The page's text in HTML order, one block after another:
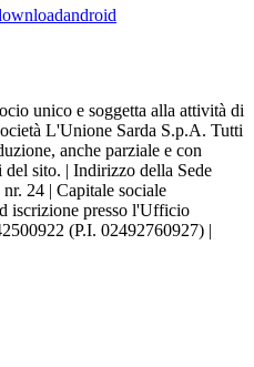
android
unico e soggetta alla attività di
L'Unione Sarda S.p.A. Tutti
anche parziale e con
sito. | Indirizzo della Sede
24 | Capitale sociale
iscrizione presso l'Ufficio
(P.I. 02492760927) |